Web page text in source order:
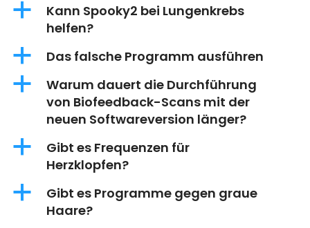
a
Kann Spooky2 bei Lungenkrebs
helfen?
a Das falsche Programm ausführen
a
Warum dauert die Durchführung
von Biofeedback-Scans mit der
neuen Softwareversion länger?
a
Gibt es Frequenzen für
Herzklopfen?
a
Gibt es Programme gegen graue
Haare?